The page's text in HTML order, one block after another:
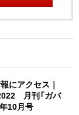
にアクセス｜
月刊「ガバ
10月号